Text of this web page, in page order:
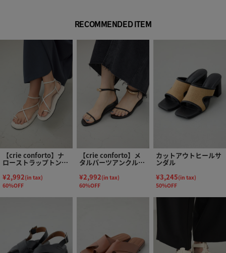
RECOMMENDED ITEM
【crie conforto】ナ
ローストラップトング
サンダル
¥2,992(in tax)
60%OFF
【crie conforto】メ
タルパーツアンクルス
トラップサンダル
¥2,992(in tax)
60%OFF
カットアウトヒールサ
ンダル
¥3,245(in tax)
50%OFF